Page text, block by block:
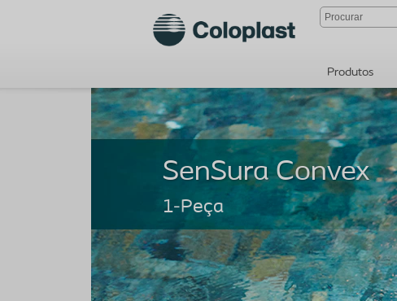
Produtos
SenSura Convex
1-Peça